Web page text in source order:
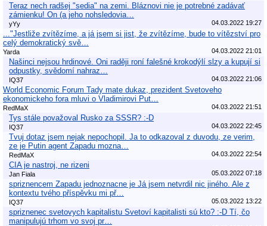
Teraz nech radšej "sedia" na zemi. Bláznovi nie je potrebné zadávať
zámienku! On (a jeho nohsledovia…
yYy 04.03.2022 19:27
..."Jestliže zvítězíme, a já jsem si jist, že zvítězíme, bude to vítězství pro
celý demokratický svě…
Yarda 04.03.2022 21:01
Našinci nejsou hrdinové. Oni raději roní falešné krokodýlí slzy a kupují si
odpustky, svědomí nahraz…
IQ37 04.03.2022 21:06
World Economic Forum Tady mate dukaz, prezident Svetoveho
ekonomickeho fora mluvi o Vladimirovi Put…
RedMaX 04.03.2022 21:51
Tys stále považoval Rusko za SSSR? :-D
IQ37 04.03.2022 22:45
Tvuj dotaz jsem nejak nepochopil. Ja to odkazoval z duvodu, ze verim,
ze je Putin agent Zapadu mozna…
RedMaX 04.03.2022 22:54
CIA je nastroj, ne rizeni
Jan Fiala 05.03.2022 07:18
spriznencem Zapadu jednoznacne je Já jsem netvrdil nic jiného. Ale z
kontextu tvého příspěvku mi př…
IQ37 05.03.2022 13:22
spriznenec svetovych kapitalistu Svetoví kapitalisti sú kto? :-D Tí, čo
manipulujú trhom vo svoj pr…